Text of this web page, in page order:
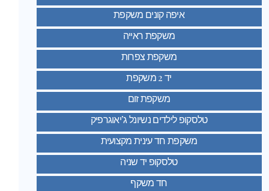
איפה קונים משקפת
משקפת ראייה
משקפת צפרות
יד 2 משקפת
משקפת זום
טלסקופ לילדים נשיונל ג’יאוגרפיק
משקפת חד עינית מקצועית
טלסקופ יד שניה
חד משקף